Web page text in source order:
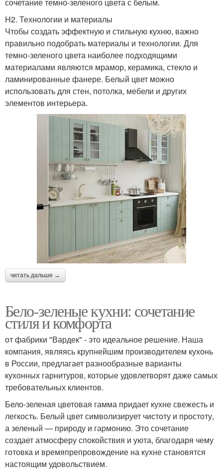
H2. Технологии и материалы
Чтобы создать эффектную и стильную кухню, важно
правильно подобрать материалы и технологии. Для
темно-зеленого цвета наиболее подходящими
материалами являются мрамор, керамика, стекло и
ламинированные фанере. Белый цвет можно
использовать для стен, потолка, мебели и других
элементов интерьера.
читать дальше →
Бело-зеленые кухни: сочетание
стиля и комфорта
от фабрики "Вардек" - это идеальное решение. Наша
компания, являясь крупнейшим производителем кухонь
в России, предлагает разнообразные варианты
кухонных гарнитуров, которые удовлетворят даже самых
требовательных клиентов.
Бело-зеленая цветовая гамма придает кухне свежесть и
легкость. Белый цвет символизирует чистоту и простоту,
а зеленый — природу и гармонию. Это сочетание
создает атмосферу спокойствия и уюта, благодаря чему
готовка и времяпрепровождение на кухне становятся
настоящим удовольствием.